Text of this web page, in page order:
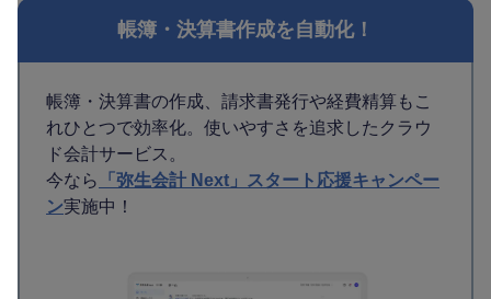
帳簿・決算書作成を自動化！
帳簿・決算書の作成、請求書発行や経費精算もこ
れひとつで効率化。使いやすさを追求したクラウ
ド会計サービス。
今なら
「弥生会計 Next」スタート応援キャンペー
ン実施中！